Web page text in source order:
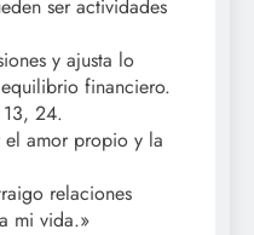
ser actividades
y ajusta lo
financiero.
24.
el amor propio y la
relaciones
mi vida.»